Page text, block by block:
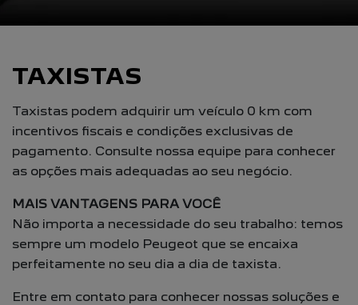
TAXISTAS
Taxistas podem adquirir um veículo 0 km com
incentivos fiscais e condições exclusivas de
pagamento. Consulte nossa equipe para conhecer
as opções mais adequadas ao seu negócio.
MAIS VANTAGENS PARA VOCÊ
Não importa a necessidade do seu trabalho: temos
sempre um modelo Peugeot que se encaixa
perfeitamente no seu dia a dia de taxista.
Entre em contato para conhecer nossas soluções e